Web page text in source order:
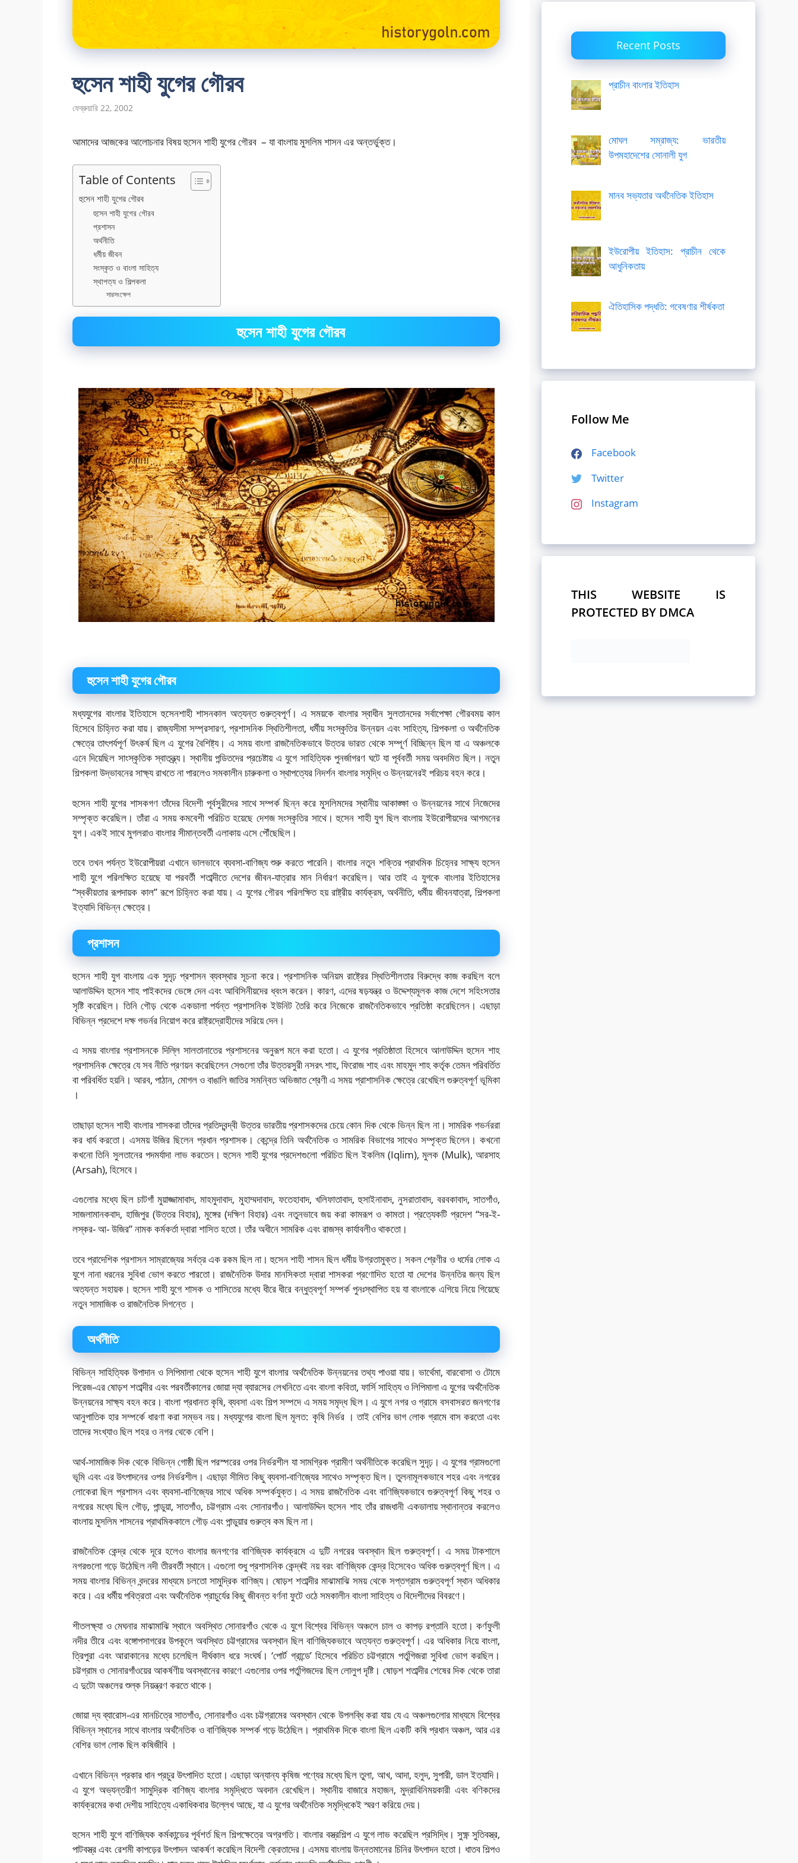
হুসেন শাহী যুগের গৌরব
ফেব্রুয়ারি 22, 2002
আমাদের আজকের আলোচনার বিষয় হুসেন শাহী যুগের গৌরব – যা বাংলায় মুসলিম শাসন এর অন্তর্ভুক্ত।
Table of Contents
হুসেন শাহী যুগের গৌরব
হুসেন শাহী যুগের গৌরব
প্রশাসন
অর্থনীতি
ধর্মীয় জীবন
সংস্কৃত ও বাংলা সাহিত্য
স্থাপত্য ও শিল্পকলা
সারসংক্ষেপ
হুসেন শাহী যুগের গৌরব
হুসেন শাহী যুগের গৌরব
মধ্যযুগের বাংলার ইতিহাসে হুসেনশাহী শাসনকাল অত্যন্ত গুরুত্বপূর্ণ। এ সময়কে বাংলার স্বাধীন সুলতানদের সর্বাপেক্ষা গৌরবময় কাল
হিসেবে চিহ্নিত করা যায়। রাজ্যসীমা সম্প্রসারণ, প্রশাসনিক স্থিতিশীলতা, ধর্মীয় সংস্কৃতির উন্নয়ন এবং সাহিত্য, শিল্পকলা ও অর্থনৈতিক
ক্ষেত্রে তাৎপর্যপূর্ণ উৎকর্ষ ছিল এ যুগের বৈশিষ্ট্য। এ সময় বাংলা রাজনৈতিকভাবে উত্তর ভারত থেকে সম্পূর্ণ বিচ্ছিন্ন ছিল যা এ অঞ্চলকে
এনে দিয়েছিল সাংস্কৃতিক স্বাতন্ত্র্য। স্থানীয় পন্ডিতদের প্রচেষ্টায় এ যুগে সাহিত্যিক পুনর্জাগরণ ঘটে যা পূর্ববর্তী সময় অবদমিত ছিল। নতুন
শিল্পকলা উদ্ভাবনের সাক্ষ্য রাখতে না পারলেও সমকালীন চারুকলা ও স্থাপত্যের নিদর্শন বাংলার সমৃদ্ধি ও উন্নয়নেরই পরিচয় বহন করে।
হুসেন শাহী যুগের শাসকগণ তাঁদের বিদেশী পূর্বসুরীদের সাথে সম্পর্ক ছিন্ন করে মুসলিমদের স্থানীয় আকাঙ্ক্ষা ও উন্নয়নের সাথে নিজেদের
সম্পৃক্ত করেছিল। তাঁরা এ সময় কমবেশী পরিচিত হয়েছে দেশজ সংস্কৃতির সাথে। হুসেন শাহী যুগ ছিল বাংলায় ইউরোপীয়দের আগমনের
যুগ। একই সাথে মুগলরাও বাংলার সীমান্তবর্তী এলাকায় এসে পৌঁছেছিল।
তবে তখন পর্যন্ত ইউরোপীয়রা এখানে ভালভাবে ব্যবসা-বাণিজ্য শুরু করতে পারেনি। বাংলার নতুন শক্তির প্রাথমিক চিহ্নের সাক্ষ্য হুসেন
শাহী যুগে পরিলক্ষিত হয়েছে যা পরবর্তী শতাব্দীতে দেশের জীবন-যাত্রার মান নির্ধারণ করেছিল। আর তাই এ যুগকে বাংলার ইতিহাসের
“স্বকীয়তার রূপদায়ক কাল” রূপে চিহ্নিত করা যায়। এ যুগের গৌরব পরিলক্ষিত হয় রাষ্ট্রীয় কার্যক্রম, অর্থনীতি, ধর্মীয় জীবনযাত্রা, শিল্পকলা
ইত্যাদি বিভিন্ন ক্ষেত্রে।
প্রশাসন
হুসেন শাহী যুগ বাংলায় এক সুদৃঢ় প্রশাসন ব্যবস্থার সূচনা করে। প্রশাসনিক অনিয়ম রাষ্ট্রের স্থিতিশীলতার বিরুদ্ধে কাজ করছিল বলে
আলাউদ্দিন হুসেন শাহ পাইকদের ভেঙ্গে দেন এবং আবিসিনীয়দের ধ্বংস করেন। কারণ, এদের ষড়যন্ত্র ও উদ্দেশ্যমূলক কাজ দেশে সহিংসতার
সৃষ্টি করেছিল। তিনি গৌড় থেকে একডালা পর্যন্ত প্রশাসনিক ইউনিট তৈরি করে নিজেকে রাজনৈতিকভাবে প্রতিষ্ঠা করেছিলেন। এছাড়া
বিভিন্ন প্রদেশে দক্ষ গভর্নর নিয়োগ করে রাষ্ট্রদ্রোহীদের সরিয়ে দেন।
এ সময় বাংলার প্রশাসনকে দিল্লি সালতানাতের প্রশাসনের অনুরূপ মনে করা হতো। এ যুগের প্রতিষ্ঠাতা হিসেবে আলাউদ্দিন হুসেন শাহ
প্রশাসনিক ক্ষেত্রে যে সব নীতি প্রণয়ন করেছিলেন সেগুলো তাঁর উত্তরসুরী নসরৎ শাহ, ফিরোজ শাহ এবং মাহমুদ শাহ কর্তৃক তেমন পরিবর্তিত
বা পরিবর্ধিত হয়নি। আরব, পাঠান, মোগল ও বাঙালি জাতির সমন্বিত অভিজাত শ্রেণী এ সময় প্রাশাসনিক ক্ষেত্রে রেখেছিল গুরুত্বপূর্ণ ভূমিকা
।
তাছাড়া হুসেন শাহী বাংলার শাসকরা তাঁদের প্রতিদ্বন্দ্বী উত্তর ভারতীয় প্রশাসকদের চেয়ে কোন দিক থেকে ভিন্ন ছিল না। সামরিক গভর্নররা
কর ধার্য করতো। এসময় উজির ছিলেন প্রধান প্রশাসক। কেন্দ্রে তিনি অর্থনৈতিক ও সামরিক বিভাগের সাথেও সম্পৃক্ত ছিলেন। কখনো
কখনো তিনি সুলতানের পদমর্যাদা লাভ করতেন। হুসেন শাহী যুগের প্রদেশগুলো পরিচিত ছিল ইকলিম (Iqlim), মুলক (Mulk), আরসাহ
(Arsah), হিসেবে।
এগুলোর মধ্যে ছিল চাটগাঁ মুয়াজ্জামাবাদ, মাহমুদাবাদ, মুহাম্মদাবাদ, ফতেহাবাদ, খলিফাতাবাদ, হুসাইনাবাদ, নুসরাতাবাদ, বরবকাবাদ, সাতগাঁও,
সাজলামানকবাদ, হাজিপুর (উত্তর বিহার), মুঙ্গের (দক্ষিণ বিহার) এবং নতুনভাবে জয় করা কামরূপ ও কামতা। প্রত্যেকটি প্রদেশ “সর-ই-
লস্কর- আ- উজির” নামক কর্মকর্তা দ্বারা শাসিত হতো। তাঁর অধীনে সামরিক এবং রাজস্ব কার্যাবলীও থাকতো।
তবে প্রাদেশিক প্রশাসন সাম্রাজ্যের সর্বত্র এক রকম ছিল না। হুসেন শাহী শাসন ছিল ধর্মীয় উগ্রতামুক্ত। সকল শ্রেণীর ও ধর্মের লোক এ
যুগে নানা ধরনের সুবিধা ভোগ করতে পারতো। রাজনৈতিক উদার মানসিকতা দ্বারা শাসকরা প্রণোদিত হতো যা দেশের উন্নতির জন্য ছিল
অত্যন্ত সহায়ক। হুসেন শাহী যুগে শাসক ও শাসিতের মধ্যে ধীরে ধীরে বন্ধুত্বপূর্ণ সম্পর্ক পুনঃস্থাপিত হয় যা বাংলাকে এগিয়ে নিয়ে গিয়েছে
নতুন সামাজিক ও রাজনৈতিক দিগন্তে ।
অর্থনীতি
বিভিন্ন সাহিত্যিক উপাদান ও লিপিমালা থেকে হুসেন শাহী যুগে বাংলার অর্থনৈতিক উন্নয়নের তথ্য পাওয়া যায়। ভার্থেমা, বারবোসা ও টোমে
পিরেজ-এর ষোড়শ শতাব্দীর এবং পরবর্তীকালের জোয়া দ্যা ব্যারসের লেখনিতে এবং বাংলা কবিতা, ফার্সি সাহিত্য ও লিপিমালা এ যুগের অর্থনৈতিক
উন্নয়নের সাক্ষ্য বহন করে। বাংলা প্রধানত কৃষি, ব্যবসা এবং শিল্প সম্পদে এ সময় সমৃদ্ধ ছিল। এ যুগে নগর ও গ্রামে বসবাসরত জনগণের
আনুপাতিক হার সম্পর্কে ধারণা করা সম্ভব নয়। মধ্যযুগের বাংলা ছিল মূলত: কৃষি নির্ভর । তাই বেশির ভাগ লোক গ্রামে বাস করতো এবং
তাদের সংখ্যাও ছিল শহর ও নগর থেকে বেশি।
আর্থ-সামাজিক দিক থেকে বিভিন্ন গোষ্ঠী ছিল পরস্পরের ওপর নির্ভরশীল যা সামগ্রিক গ্রামীণ অর্থনীতিকে করেছিল সুদৃঢ়। এ যুগের গ্রামগুলো
ভূমি এবং এর উৎপাদনের ওপর নির্ভরশীল। এছাড়া সীমিত কিছু ব্যবসা-বাণিজ্যের সাথেও সম্পৃক্ত ছিল। তুলনামূলকভাবে শহর এবং নগরের
লোকেরা ছিল প্রশাসন এবং ব্যবসা-বাণিজ্যের সাথে অধিক সম্পর্কযুক্ত। এ সময় রাজনৈতিক এবং বাণিজ্যিকভাবে গুরুত্বপূর্ণ কিছু শহর ও
নগরের মধ্যে ছিল গৌড়, পান্ডুয়া, সাতগাঁও, চট্টগ্রাম এবং সোনারগাঁও। আলাউদ্দিন হুসেন শাহ তাঁর রাজধানী একডালায় স্থানান্তর করলেও
বাংলায় মুসলিম শাসনের প্রাথমিককালে গৌড় এবং পান্ডুয়ার গুরুত্ব কম ছিল না।
রাজনৈতিক কেন্দ্র থেকে দূরে হলেও বাংলার জনগণের বাণিজ্যিক কার্যক্রমে এ দুটি নগরের অবস্থান ছিল গুরুত্বপূর্ণ। এ সময় টাকশালে
নগরগুলো গড়ে উঠেছিল নদী তীরবর্তী স্থানে। এগুলো শুধু প্রশাসনিক কেন্দ্ৰই নয় বরং বাণিজ্যিক কেন্দ্র হিসেবেও অধিক গুরুত্বপূর্ণ ছিল। এ
সময় বাংলার বিভিন্ন বন্দরের মাধ্যমে চলতো সামুদ্রিক বাণিজ্য। ষোড়শ শতাব্দীর মাঝামাঝি সময় থেকে সপ্তগ্রাম গুরুত্বপূর্ণ স্থান অধিকার
করে। এর ধর্মীয় পবিত্রতা এবং অর্থনৈতিক প্রাচুর্যের কিছু জীবন্ত বর্ণনা ফুটে ওঠে সমকালীন বাংলা সাহিত্য ও বিদেশীদের বিবরণে।
শীতলক্ষ্যা ও মেঘনার মাঝামাঝি স্থানে অবস্থিত সোনারগাঁও থেকে এ যুগে বিশ্বের বিভিন্ন অঞ্চলে চাল ও কাপড় রপ্তানি হতো। কর্ণফুলী
নদীর তীরে এবং বঙ্গোপসাগরের উপকূলে অবস্থিত চট্টগ্রামের অবস্থান ছিল বাণিজ্যিকভাবে অত্যন্ত গুরুত্বপূর্ণ। এর অধিকার নিয়ে বাংলা,
ত্রিপুরা এবং আরাকানের মধ্যে চলেছিল দীর্ঘকাল ধরে সংঘর্ষ। ‘পোর্ট গ্রান্ডে’ হিসেবে পরিচিত চট্টগ্রামে পর্তুগিজরা সুবিধা ভোগ করছিল।
চট্টগ্রাম ও সোনারগাঁওয়ের আকর্ষণীয় অবস্থানের কারণে এগুলোর ওপর পর্তুগিজদের ছিল লোলুপ দৃষ্টি। ষোড়শ শতাব্দীর শেষের দিক থেকে তারা
এ দুটো অঞ্চলের শুল্ক নিয়ন্ত্রণ করতে থাকে।
জোয়া দ্য ব্যারোস-এর মানচিত্রে সাতগাঁও, সোনারগাঁও এবং চট্টগ্রামের অবস্থান থেকে উপলব্ধি করা যায় যে এ অঞ্চলগুলোর মাধ্যমে বিশ্বের
বিভিন্ন স্থানের সাথে বাংলার অর্থনৈতিক ও বাণিজ্যিক সম্পর্ক গড়ে উঠেছিল। প্রাথমিক দিকে বাংলা ছিল একটি কষি প্রধান অঞ্চল, আর এর
বেশির ভাগ লোক ছিল কষিজীবি ।
এখানে বিভিন্ন প্রকার ধান প্রচুর উৎপাদিত হতো। এছাড়া অন্যান্য কৃষিজ পণ্যের মধ্যে ছিল তুলা, আখ, আদা, হলুদ, সুপারী, ডাল ইত্যাদি।
এ যুগে অভ্যন্তরীণ সামুদ্রিক বাণিজ্য বাংলার সমৃদ্ধিতে অবদান রেখেছিল। স্থানীয় বাজারে মহাজন, মুদ্রাবিনিময়কারী এবং বণিকদের
কার্যক্রমের কথা দেশীয় সাহিত্যে একাধিকবার উল্লেখ আছে, যা এ যুগের অর্থনৈতিক সমৃদ্ধিকেই স্মরণ করিয়ে দেয়।
হুসেন শাহী যুগে বাণিজ্যিক কর্মকান্ডের পূর্বশর্ত ছিল শিল্পক্ষেত্রে অগ্রগতি। বাংলার বস্ত্রশিল্প এ যুগে লাভ করেছিল প্রসিদ্ধি। সুক্ষ্ণ সুতিবস্ত্র,
পাটবস্ত্র এবং রেশমী কাপড়ের উৎপাদন আকর্ষণ করেছিল বিদেশী ক্রেতাদের। এসময় বাংলায় উন্নতমানের চিনির উৎপাদন হতো। ধাতব শিল্পও
Recent Posts
প্রাচীন বাংলার ইতিহাস
মোঘল সম্রাজ্য: ভারতীয়
উপমহাদেশের সোনালী যুগ
মানব সভ্যতার অর্থনৈতিক ইতিহাস
ইউরোপীয় ইতিহাস: প্রাচীন থেকে
আধুনিকতায়
ঐতিহাসিক পদ্ধতি: গবেষণার শীর্ষকতা
Follow Me
Facebook
Twitter
Instagram
THIS WEBSITE IS
PROTECTED BY DMCA